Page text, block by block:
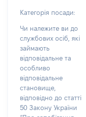
Категорія посади:
Чи належите ви до
службових осіб, які
займають
відповідальне та
особливо
відповідальне
становище,
відповідно до статті
50 Закону України